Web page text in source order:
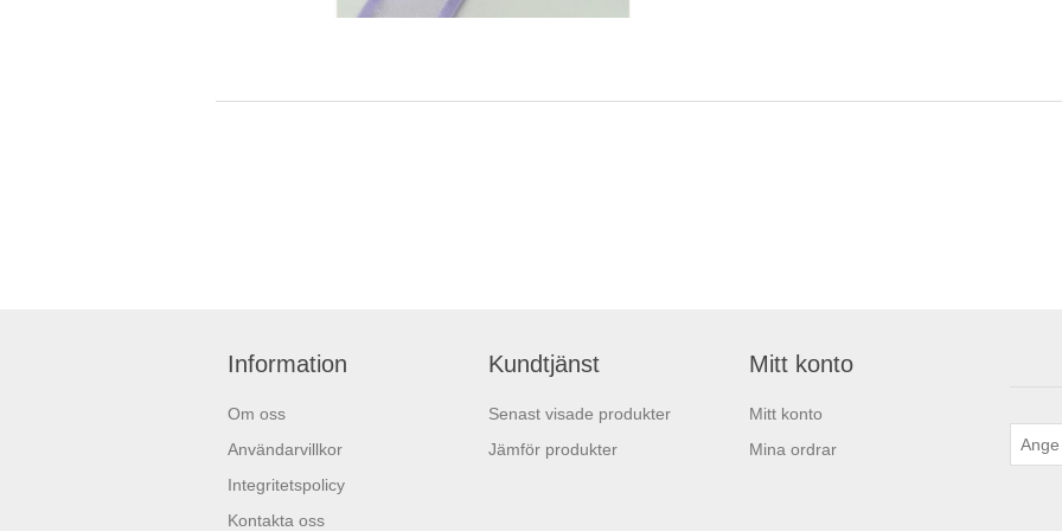
Information
Om oss
Användarvillkor
Integritetspolicy
Kontakta oss
Kundtjänst
Senast visade produkter
Jämför produkter
Mitt konto
Mitt konto
Mina ordrar